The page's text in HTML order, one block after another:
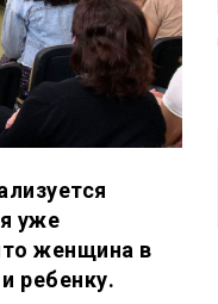
уже
женщина в
ребенку.